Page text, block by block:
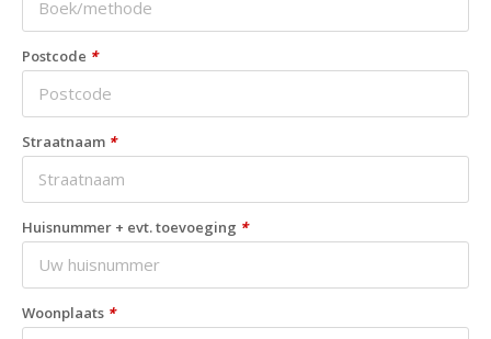
Postcode *
Straatnaam *
Huisnummer + evt. toevoeging *
Woonplaats *